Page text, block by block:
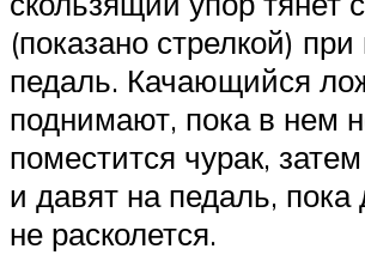
(показано стрелкой)
педаль. Качающийся
поднимают, пока в нем
поместится чурак,
и давят на педаль,
не расколется.